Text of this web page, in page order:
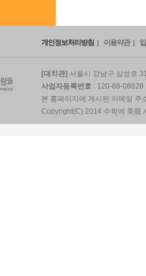
개인정보처리방침 이용약관
[대치관] 서울시 강남구 삼성로
사업자등록번호 : 120-88-
본 홈페이지에 게시된 이메일 주
Copyright(C) 2014 수학에 美親